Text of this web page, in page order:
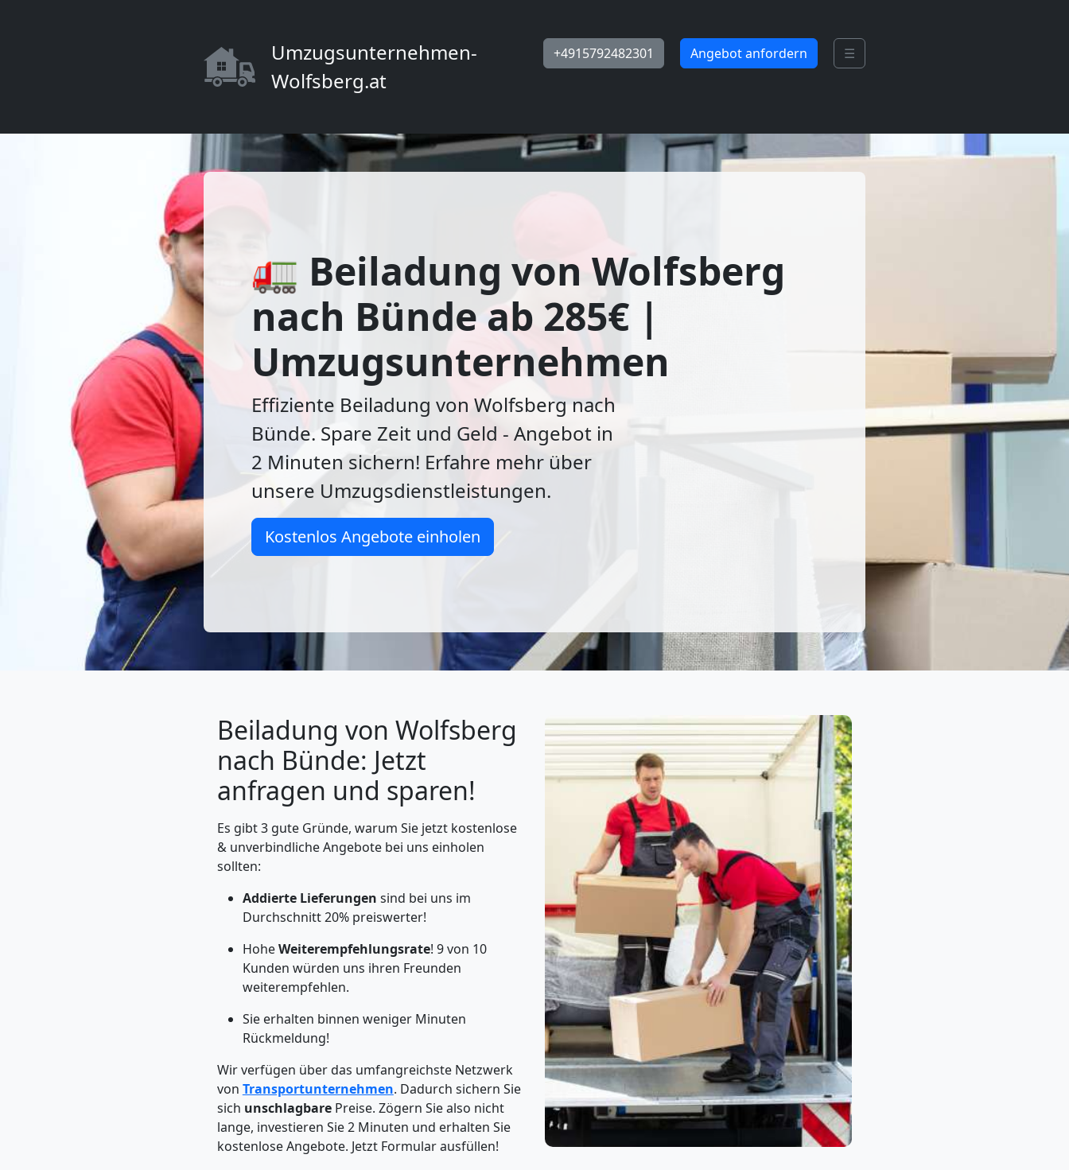
Umzugsunternehmen-
Wolfsberg.at
+4915792482301 Angebot anfordern ☰
🚛 Beiladung von Wolfsberg
nach Bünde ab 285€ |
Umzugsunternehmen
Effiziente Beiladung von Wolfsberg nach
Bünde. Spare Zeit und Geld - Angebot in
2 Minuten sichern! Erfahre mehr über
unsere Umzugsdienstleistungen.
Kostenlos Angebote einholen
Beiladung von Wolfsberg
nach Bünde: Jetzt
anfragen und sparen!
Es gibt 3 gute Gründe, warum Sie jetzt kostenlose
& unverbindliche Angebote bei uns einholen
sollten:
Addierte Lieferungen sind bei uns im
Durchschnitt 20% preiswerter!
HoheWeiterempfehlungsrate! 9 von 10
Kunden würden uns ihren Freunden
weiterempfehlen.
Sie erhalten binnen weniger Minuten
Rückmeldung!
Wir verfügen über das umfangreichste Netzwerk
von Transportunternehmen. Dadurch sichern Sie
sich unschlagbarePreise. Zögern Sie also nicht
lange, investieren Sie 2 Minuten und erhalten Sie
kostenlose Angebote. Jetzt Formular ausfüllen!